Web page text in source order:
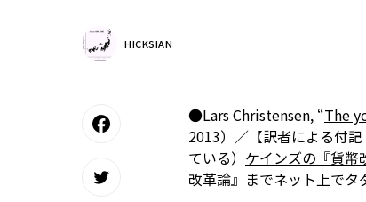
HICKSIAN
●Lars Christensen, “The
2013）／【訳者による付
ている） ケインズの『貨幣
改革論』までネット上でタ